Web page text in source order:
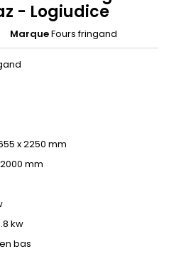
- Logiudice
MarqueFours fringand
x 2250 mm
mm
kw
bas